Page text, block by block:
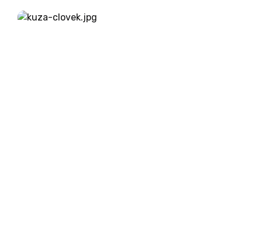
sodelovanju s portalom spol.si. Kot pojasnjujejo
organizatorji tekmovanja, lahko ta...